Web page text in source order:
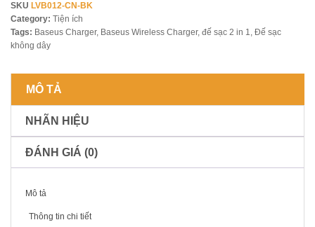
SKU LVB012-CN-BK
Category: Tiện ích
Tags: Baseus Charger, Baseus Wireless Charger, đế sạc 2 in 1, Đế sạc
không dây
MÔ TẢ
NHÃN HIỆU
ĐÁNH GIÁ (0)
Mô tả
Thông tin chi tiết